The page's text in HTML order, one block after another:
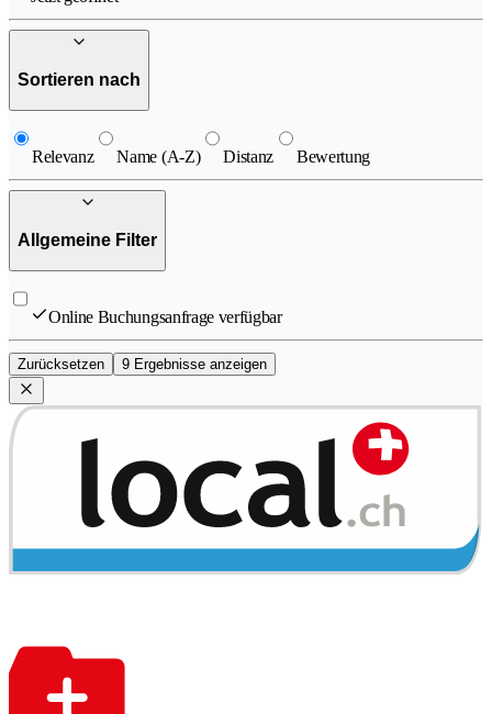
Sortieren nach
Relevanz Name (A-Z) Distanz Bewertung
Allgemeine Filter
Online Buchungsanfrage verfügbar
Zurücksetzen 9 Ergebnisse anzeigen